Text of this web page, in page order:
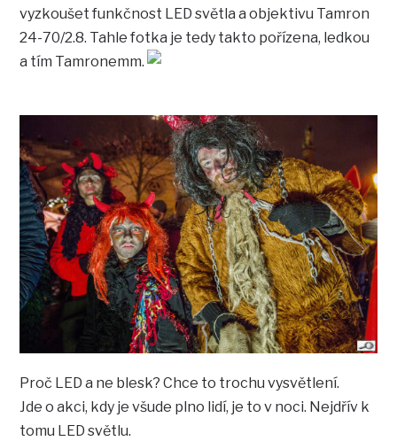
vyzkoušet funkčnost LED světla a objektivu Tamron
24-70/2.8. Tahle fotka je tedy takto pořízena, ledkou
a tím Tamronemm.
Proč LED a ne blesk? Chce to trochu vysvětlení.
Jde o akci, kdy je všude plno lidí, je to v noci. Nejdřív k
tomu LED světlu.